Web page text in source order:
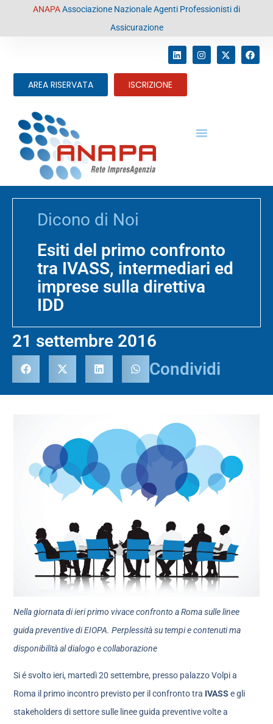
contenutoANAPAAssociazione Nazionale Agenti Professionisti di
Assicurazione
AREA RISERVATA ISCRIZIONE
Dicono di Noi
Esiti del primo confronto
tra IVASS, intermediari ed
imprese sulla direttiva
IDD
21 settembre 2016
Condividi
Nella giornata di ieri primo vivace confronto a Roma sulle linee
guida preventive di EIOPA. Perplessità su tempi e contenuti ma
disponibilità al dialogo e collaborazione
Si é svolto ieri, martedì 20 settembre, presso palazzo Volpi a
Roma il primo incontro previsto per il confronto tra IVASS e gli
stakeholders di settore sulle linee guida preventive volte a